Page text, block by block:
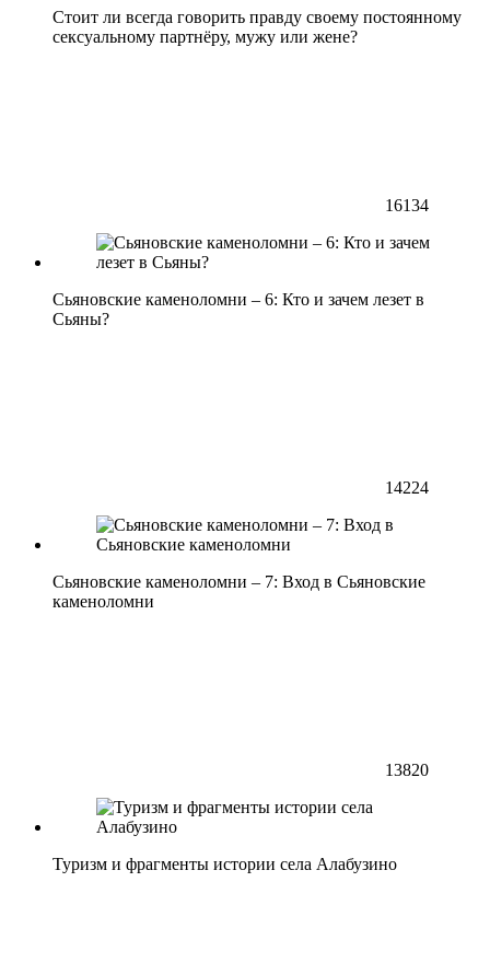
Стоит ли всегда говорить правду своему постоянному
сексуальному партнёру, мужу или жене?
16134
Сьяновские каменоломни – 6: Кто и зачем лезет в
Сьяны?
14224
Сьяновские каменоломни – 7: Вход в Сьяновские
каменоломни
13820
Туризм и фрагменты истории села Алабузино